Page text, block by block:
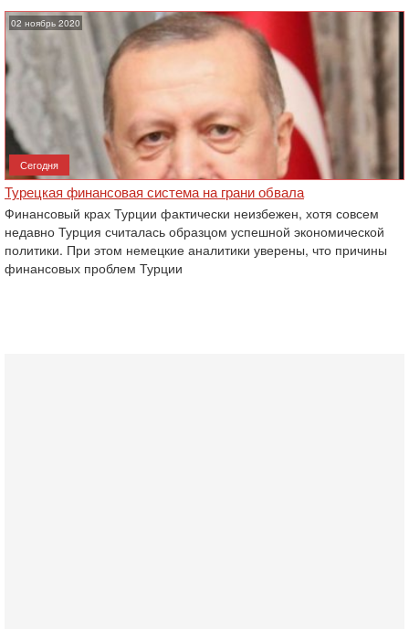
02 ноябрь 2020
Сегодня
Турецкая финансовая система на грани обвала
Финансовый крах Турции фактически неизбежен, хотя совсем
недавно Турция считалась образцом успешной экономической
политики. При этом немецкие аналитики уверены, что причины
финансовых проблем Турции